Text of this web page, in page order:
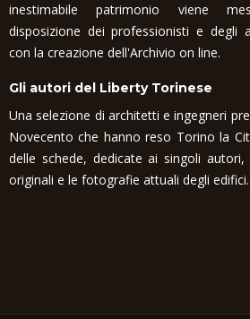
inestimabile patrimonio viene
disposizione dei professionisti e degli
con la creazione dell'Archivio on line.
Gli autori del Liberty Torinese
Una selezione di architetti e ingegneri
Novecento che hanno reso Torino la
delle schede, dedicate ai singoli
originali e le fotografie attuali degli edifici.